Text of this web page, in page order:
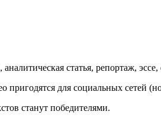
статья, репортаж, эссе,
для социальных сетей
станут победителями.